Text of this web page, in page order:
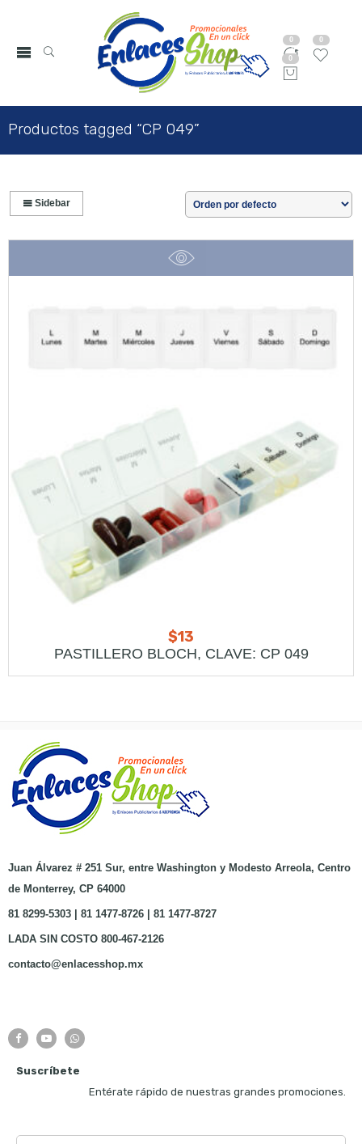
0 0
0
Productos tagged “CP 049”
Sidebar
$13
PASTILLERO BLOCH, CLAVE: CP 049
Juan Álvarez # 251 Sur, entre Washington y Modesto Arreola, Centro
de Monterrey, CP 64000
81 8299-5303 | 81 1477-8726 | 81 1477-8727
LADA SIN COSTO 800-467-2126
contacto@enlacesshop.mx
Suscríbete
Entérate rápido de nuestras grandes promociones.